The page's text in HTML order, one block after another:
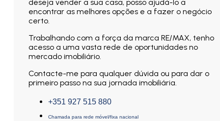
deseja vender a sua casa, posso ajudá-lo a
encontrar as melhores opções e a fazer o negócio
certo.
Trabalhando com a força da marca RE/MAX, tenho
acesso a uma vasta rede de oportunidades no
mercado imobiliário.
Contacte-me para qualquer dúvida ou para dar o
primeiro passo na sua jornada imobiliária.
+351 927 515 880
Chamada para rede móvel/fixa nacional